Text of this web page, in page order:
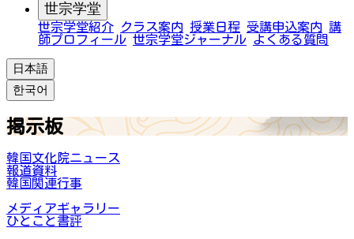
世宗学堂
世宗学堂紹介 クラス案内 授業日程 受講申込案内 講
師プロフィール 世宗学堂ジャーナル よくある質問
日本語
한국어
掲示板
韓国文化院ニュース
報道資料
韓国関連行事
メディアギャラリー
ひとこと書評